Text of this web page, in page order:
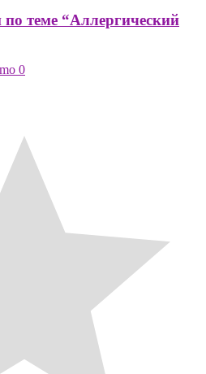
теме “Аллергический
0